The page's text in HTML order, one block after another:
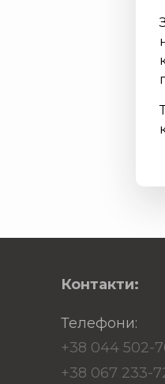
Контакти:
Телефони:
+38 044 502-
+38 067 233-